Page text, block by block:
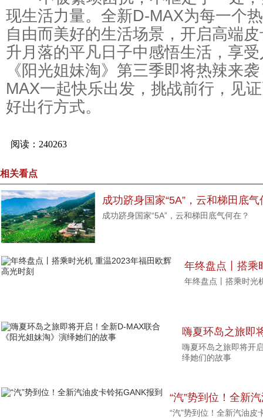
现生活力量。全新D-MAX为每一个
自由而美好的生活场景，开启高端
升月落的平凡日子中感悟生活，享
《阳光姐妹淘》第三季即将热辣来
MAX一起快乐出发，挑战前行，见
好出行方式。
相关看点
成功跻身国家“5A”，云和梯田底气
成功跻身国家“5A”，云和梯田底气何在？
年终盘点丨搭乘
光时刻
年终盘点丨搭乘时光
嗨夏环岛之旅即
光姐妹淘》演绎
嗨夏环岛之旅即将开
绎她们的故事
“汽”势到位！全新
“汽”势到位！全新汽油皮